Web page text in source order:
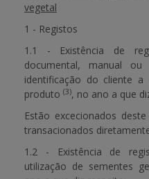
vegetal
1 - Registos
1.1 - Existência de
documental, manual
identificação do cliente a
produto (3), no ano a que
Estão excecionados
transacionados
1.2 - Existência de
utilização de sementes